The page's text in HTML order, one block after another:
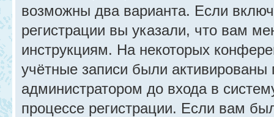
возможны два варианта. Если
регистрации вы указали, что вам
инструкциям. На некоторых
учётные записи были активированы
администратором до входа в
процессе регистрации. Если вам